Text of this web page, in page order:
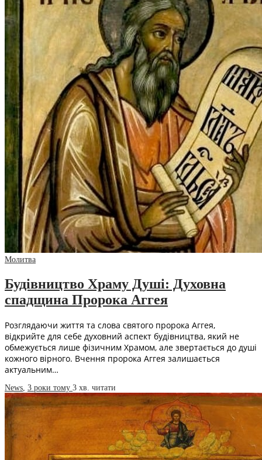
Молитва
Будівництво Храму Душі: Духовна
спадщина Пророка Аггея
Розглядаючи життя та слова святого пророка Аггея,
відкрийте для себе духовний аспект будівництва, який не
обмежується лише фізичним Храмом, але звертається до душі
кожного вірного. Вчення пророка Аггея залишається
актуальним…
News 3 роки тому 3 хв. читати